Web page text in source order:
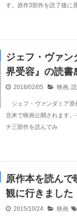
す。原作3部作を読了後に
ジェフ・ヴァ
界受容』の読書
2018/02/05 映画,
ジェフ・ヴァンダミア原
北米で映画公開されます
チ三部作を読んでみ
原作本を読ん
観に行きました
2015/10/24 映画